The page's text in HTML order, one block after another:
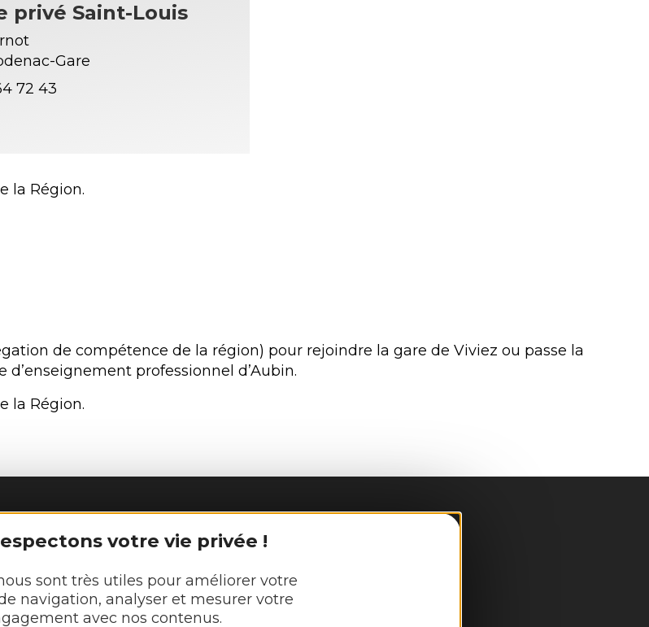
votre vie privée !
sont très utiles pour améliorer votre
navigation, analyser et mesurer votre
avec nos contenus.
privé Saint-Louis
Gare
72 43
la Région.
de compétence de la région) pour rejoindre la gare de Viviez ou passe la
d’enseignement professionnel d’Aubin.
la Région.
Découvrir
Vie municipale